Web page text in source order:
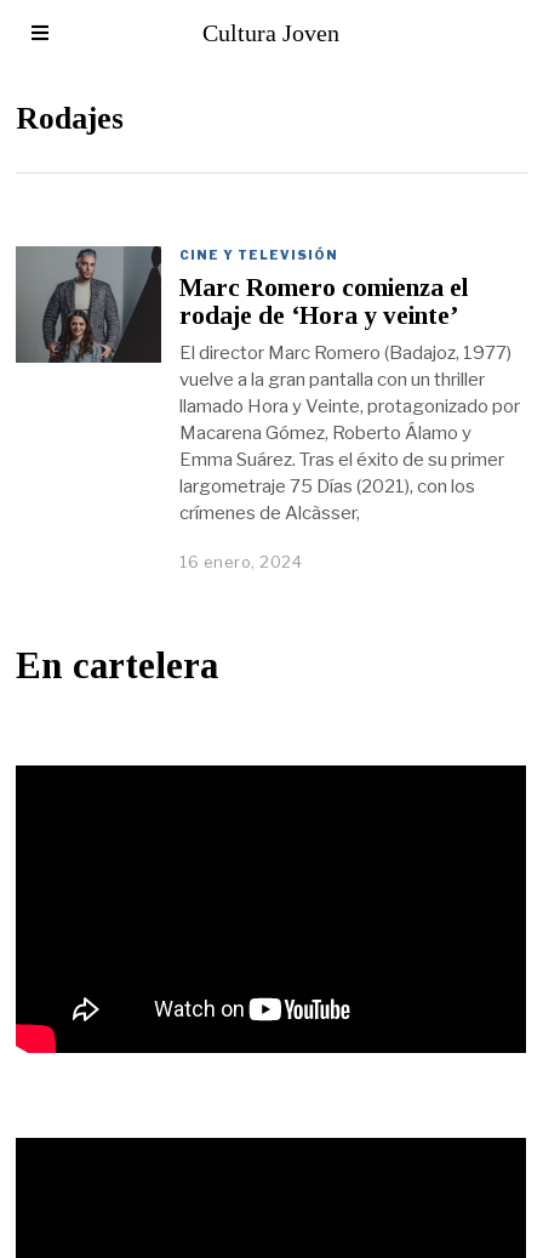
Cultura Joven
Rodajes
CINE Y TELEVISIÓN
Marc Romero comienza el
rodaje de ‘Hora y veinte’
El director Marc Romero (Badajoz, 1977)
vuelve a la gran pantalla con un thriller
llamado Hora y Veinte, protagonizado por
Macarena Gómez, Roberto Álamo y
Emma Suárez. Tras el éxito de su primer
largometraje 75 Días (2021), con los
crímenes de Alcàsser,
16 enero, 2024
En cartelera